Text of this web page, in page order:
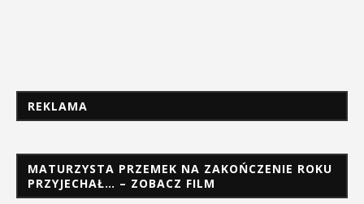
REKLAMA
MATURZYSTA PRZEMEK NA ZAKOŃCZENIE ROKU
PRZYJECHAŁ… – ZOBACZ FILM